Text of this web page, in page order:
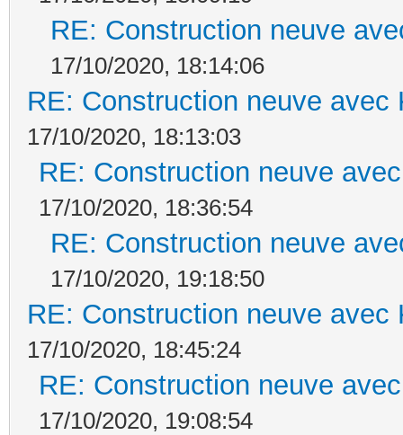
RE: Construction neuve
17/10/2020, 18:14:06
RE: Construction neuve avec
17/10/2020, 18:13:03
RE: Construction neuve
17/10/2020, 18:36:54
RE: Construction neuve
17/10/2020, 19:18:50
RE: Construction neuve avec
17/10/2020, 18:45:24
RE: Construction neuve
17/10/2020, 19:08:54